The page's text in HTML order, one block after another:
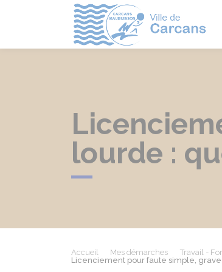
lourde :
Accueil Mes démarches Travail -
Licenciement pour faute simple,